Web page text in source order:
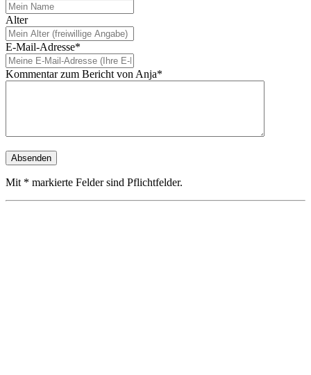
Alter
E-Mail-Adresse*
Kommentar zum Bericht von Anja*
Mit * markierte Felder sind Pflichtfelder.